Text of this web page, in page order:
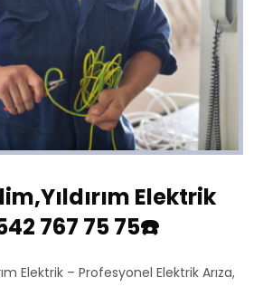
Elektrik
767 75 75☎️
Elektrik – Profesyonel Elektrik Arıza,